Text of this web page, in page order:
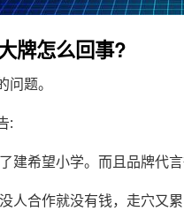
牌怎么回事?
题。
:
建希望小学。而且品牌代
人合作就没有钱，走穴又累